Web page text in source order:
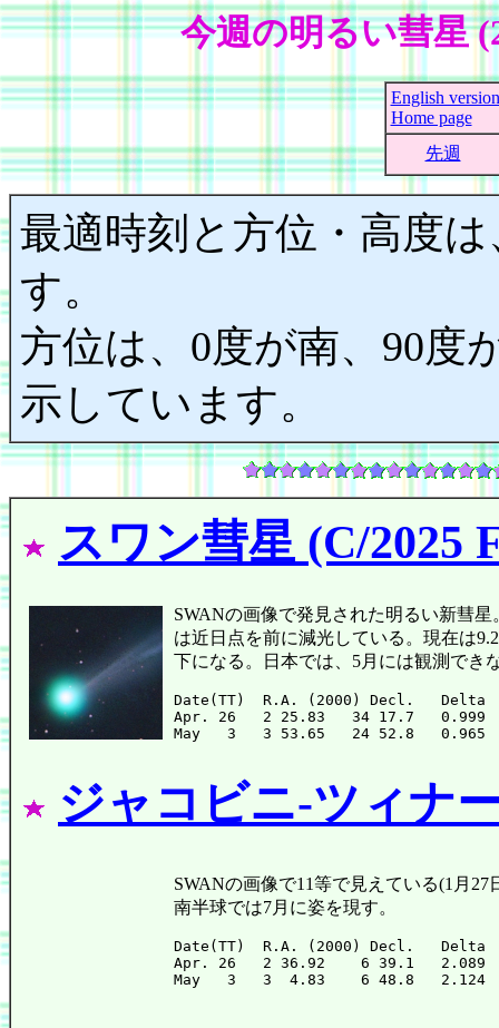
今週の明るい彗星
English version
Home page
先週
最適時刻と方位・高度
す。
方位は、0度が南、90度
示しています。
スワン彗星 (C/2025
SWANの画像で発見された明るい新彗
は近日点を前に減光している。現在は
下になる。日本では、5月には観測でき
Date(TT)  R.A. (2000) Decl.
Apr. 26   2 25.83   34 17.7
ジャコビニ-ツィナ
SWANの画像で11等で見えている(1月
南半球では7月に姿を現す。
Date(TT)  R.A. (2000) Decl.
Apr. 26   2 36.92    6 39.1